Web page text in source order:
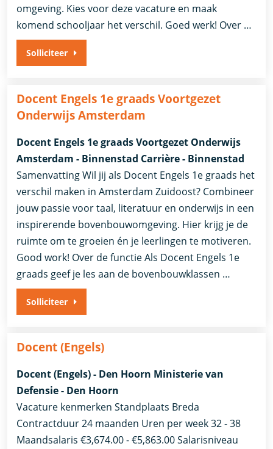
omgeving. Kies voor deze vacature en maak
komend schooljaar het verschil. Goed werk! Over …
Solliciteer
Docent Engels 1e graads Voortgezet
Onderwijs Amsterdam
Docent Engels 1e graads Voortgezet Onderwijs
Amsterdam - Binnenstad Carrière - Binnenstad
Samenvatting Wil jij als Docent Engels 1e graads het
verschil maken in Amsterdam Zuidoost? Combineer
jouw passie voor taal, literatuur en onderwijs in een
inspirerende bovenbouwomgeving. Hier krijg je de
ruimte om te groeien én je leerlingen te motiveren.
Good work! Over de functie Als Docent Engels 1e
graads geef je les aan de bovenbouwklassen …
Solliciteer
Docent (Engels)
Docent (Engels) - Den Hoorn Ministerie van
Defensie - Den Hoorn
Vacature kenmerken Standplaats Breda
Contractduur 24 maanden Uren per week 32 - 38
Maandsalaris €3,674.00 - €5,863.00 Salarisniveau